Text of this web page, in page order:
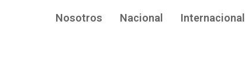
Nosotros Nacional Internacional